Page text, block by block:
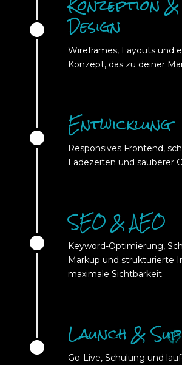
Design
Wireframes, Layouts und
Konzept, das zu deiner
Entwicklung
Responsives Frontend,
Ladezeiten und sauberer
SEO & AEO
Keyword-Optimierung,
Markup und strukturierte
maximale Sichtbarkeit.
Launch &
Go-Live, Schulung und